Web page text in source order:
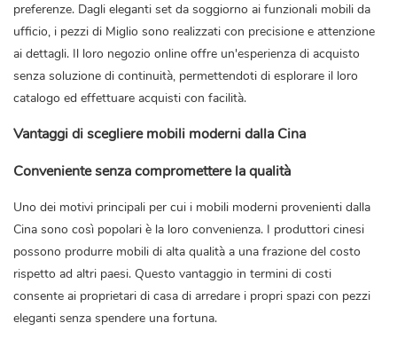
preferenze. Dagli eleganti set da soggiorno ai funzionali mobili da
ufficio, i pezzi di Miglio sono realizzati con precisione e attenzione
ai dettagli. Il loro negozio online offre un'esperienza di acquisto
senza soluzione di continuità, permettendoti di esplorare il loro
catalogo ed effettuare acquisti con facilità.
Vantaggi di scegliere mobili moderni dalla Cina
Conveniente senza compromettere la qualità
Uno dei motivi principali per cui i mobili moderni provenienti dalla
Cina sono così popolari è la loro convenienza. I produttori cinesi
possono produrre mobili di alta qualità a una frazione del costo
rispetto ad altri paesi. Questo vantaggio in termini di costi
consente ai proprietari di casa di arredare i propri spazi con pezzi
eleganti senza spendere una fortuna.